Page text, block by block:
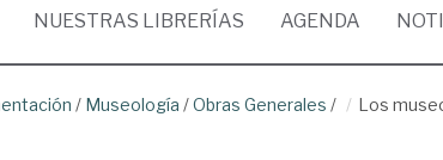
NUESTRAS LIBRERÍAS AGENDA
/ Museología /Obras Generales /
Los